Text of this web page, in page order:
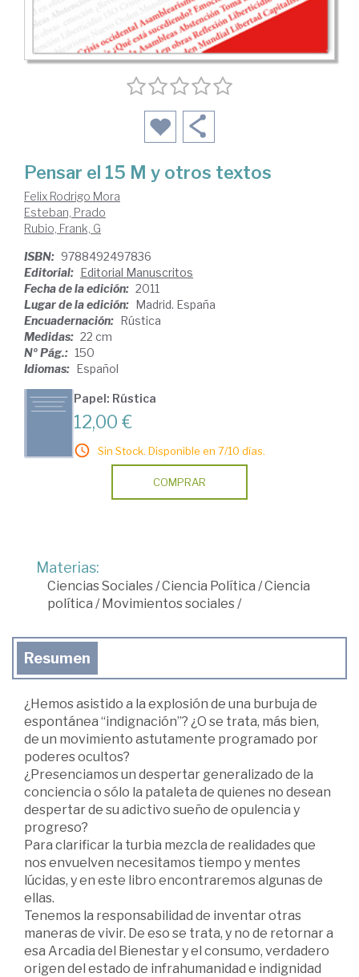
Pensar el 15 M y otros textos
Felix Rodrigo Mora
Esteban, Prado
Rubio, Frank, G
ISBN: 9788492497836
Editorial: Editorial Manuscritos
Fecha de la edición: 2011
Lugar de la edición: Madrid. España
Encuadernación: Rústica
Medidas: 22 cm
Nº Pág.: 150
Idiomas: Español
Papel: Rústica
12,00 €
Sin Stock. Disponible en 7/10 días.
COMPRAR
Materias:
Ciencias Sociales /Ciencia Política /Ciencia
política /Movimientos sociales /
Resumen
¿Hemos asistido a la explosión de una burbuja de
espontánea “indignación”? ¿O se trata, más bien,
de un movimiento astutamente programado por
poderes ocultos?
¿Presenciamos un despertar generalizado de la
conciencia o sólo la pataleta de quienes no desean
despertar de su adictivo sueño de opulencia y
progreso?
Para clarificar la turbia mezcla de realidades que
nos envuelven necesitamos tiempo y mentes
lúcidas, y en este libro encontraremos algunas de
ellas.
Tenemos la responsabilidad de inventar otras
maneras de vivir. De eso se trata, y no de retornar a
esa Arcadia del Bienestar y el consumo, verdadero
origen del estado de infrahumanidad e indignidad